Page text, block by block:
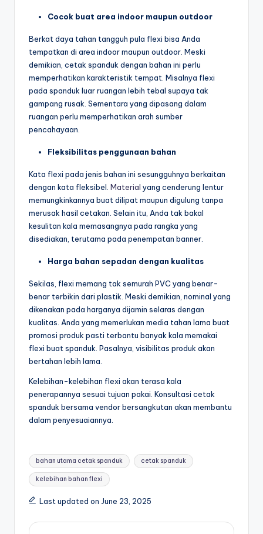
Cocok buat area indoor maupun outdoor
Berkat daya tahan tangguh pula flexi bisa Anda
tempatkan di area indoor maupun outdoor. Meski
demikian, cetak spanduk dengan bahan ini perlu
memperhatikan karakteristik tempat. Misalnya flexi
pada spanduk luar ruangan lebih tebal supaya tak
gampang rusak. Sementara yang dipasang dalam
ruangan perlu memperhatikan arah sumber
pencahayaan.
Fleksibilitas penggunaan bahan
Kata flexi pada jenis bahan ini sesungguhnya berkaitan
dengan kata fleksibel. Material yang cenderung lentur
memungkinkannya buat dilipat maupun digulung tanpa
merusak hasil cetakan. Selain itu, Anda tak bakal
kesulitan kala memasangnya pada rangka yang
disediakan, terutama pada penempatan banner.
Harga bahan sepadan dengan kualitas
Sekilas, flexi memang tak semurah PVC yang benar-
benar terbikin dari plastik. Meski demikian, nominal yang
dikenakan pada harganya dijamin selaras dengan
kualitas. Anda yang memerlukan media tahan lama buat
promosi produk pasti terbantu banyak kala memakai
flexi buat spanduk. Pasalnya, visibilitas produk akan
bertahan lebih lama.
Kelebihan-kelebihan flexi akan terasa kala
penerapannya sesuai tujuan pakai. Konsultasi cetak
spanduk bersama vendor bersangkutan akan membantu
dalam penyesuaiannya.
Tags:
bahan utama cetak spanduk cetak spanduk
kelebihan bahan flexi
Last updated on June 23, 2025